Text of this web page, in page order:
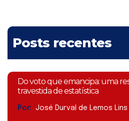
Posts recentes
Do voto que emancipa: uma
travestida de estatística
Por: José Durval de Lemos Lins